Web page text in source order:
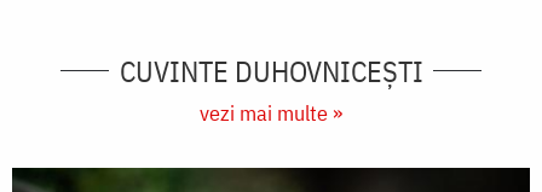
CUVINTE DUHOVNICEȘTI
vezi mai multe »